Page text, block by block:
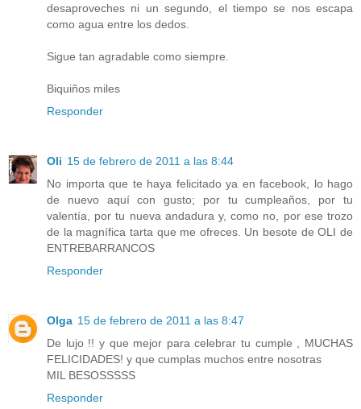
desaproveches ni un segundo, el tiempo se nos escapa
como agua entre los dedos.
Sigue tan agradable como siempre.
Biquiños miles
Responder
Oli 15 de febrero de 2011 a las 8:44
No importa que te haya felicitado ya en facebook, lo hago
de nuevo aquí con gusto; por tu cumpleaños, por tu
valentía, por tu nueva andadura y, como no, por ese trozo
de la magnífica tarta que me ofreces. Un besote de OLI de
ENTREBARRANCOS
Responder
Olga 15 de febrero de 2011 a las 8:47
De lujo !! y que mejor para celebrar tu cumple , MUCHAS
FELICIDADES! y que cumplas muchos entre nosotras
MIL BESOSSSSS
Responder